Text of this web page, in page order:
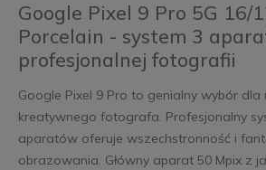
Google Pixel 9 Pro 5G 16/
Porcelain - system 3
profesjonalnej fotografii
Google Pixel 9 Pro to genialny wybór dla
kreatywnego fotografa. Profesjonalny
aparatów oferuje wszechstronność i
obrazowania. Główny aparat 50 Mpix z